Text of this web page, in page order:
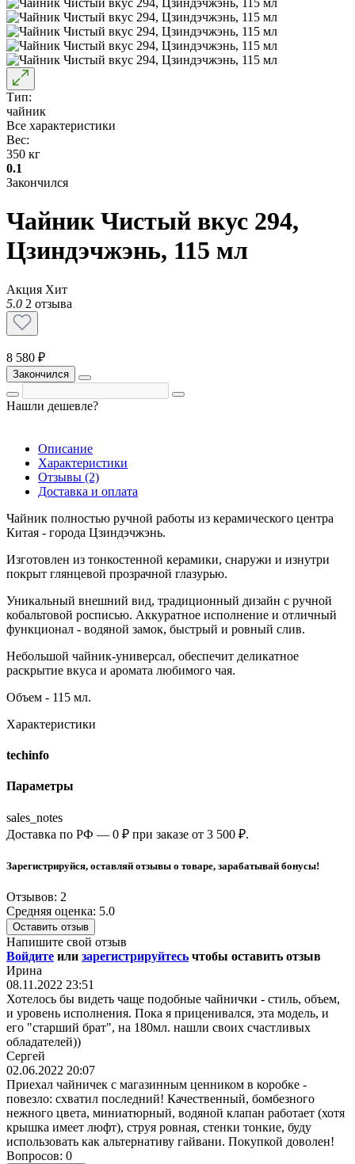
Тип:
чайник
Все характеристики
Вес:
350 кг
0.1
Закончился
Чайник Чистый вкус 294,
Цзиндэчжэнь, 115 мл
Акция Хит
5.0 2 отзыва
8 580 ₽
Закончился
Нашли дешевле?
Описание
Характеристики
Отзывы (2)
Доставка и оплата
Чайник полностью ручной работы из керамического центра
Китая - города Цзиндэчжэнь.
Изготовлен из тонкостенной керамики, снаружи и изнутри
покрыт глянцевой прозрачной глазурью.
Уникальный внешний вид, традиционный дизайн с ручной
кобальтовой росписью. Аккуратное исполнение и отличный
функционал - водяной замок, быстрый и ровный слив.
Небольшой чайник-универсал, обеспечит деликатное
раскрытие вкуса и аромата любимого чая.
Объем - 115 мл.
Характеристики
techinfo
Параметры
sales_notes
Доставка по РФ — 0 ₽ при заказе от 3 500 ₽.
Зарегистрируйся, оставляй отзывы о товаре, зарабатывай бонусы!
Отзывов: 2
Средняя оценка: 5.0
Оставить отзыв
Напишите свой отзыв
Войдите или зарегистрируйтесь чтобы оставить отзыв
Ирина
08.11.2022 23:51
Хотелось бы видеть чаще подобные чайнички - стиль, объем,
и уровень исполнения. Пока я приценивался, эта модель, и
его "старший брат", на 180мл. нашли своих счастливых
обладателей))
Сергей
02.06.2022 20:07
Приехал чайничек с магазинным ценником в коробке -
повезло: схватил последний! Качественный, бомбезного
нежного цвета, миниатюрный, водяной клапан работает (хотя
крышка имеет люфт), струя ровная, стенки тонкие, буду
использовать как альтернативу гайвани. Покупкой доволен!
Вопросов: 0